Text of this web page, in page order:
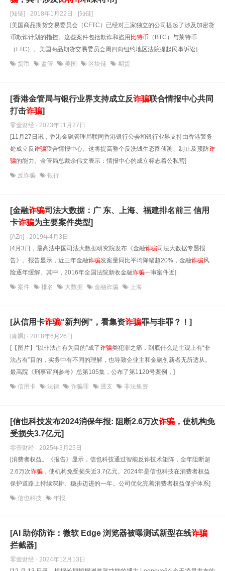
[知链] · 2018年1月22日 · [知链]
[美国商品期货交易委员会（CFTC）已经对三家独立的公司提起了涉及加密货
币欺诈计划的指控。这些案件包括欺诈和盗用比特币 （BTC）与莱特币
（LTC）。美国商品期货交易委员会周四向纽约地区法院提起民事诉讼]
货币 监管 美国 区块链 期货
[香港金管局与银行业界支持成立反诈骗联合情报中心共同
打击诈骗]
零壹财经 · 2023年11月27日
[11月27日讯，香港金融管理局联同香港银行公会和银行业界支持由香港警务
处成立反诈骗联合情报中心。这将提高整个反洗钱生态圈侦测、制止及预防诈
骗的能力。金管局总裁余伟文表示：情报中心的成立标志着公私营]
反诈骗 银行
[金融诈骗司法大数据：广 东、上海、福建排名前三 信用
卡诈骗为主要案件类型]
[AZn] · 2019年4月3日
[4月3日，最高法中国司法大数据研究院发布《金融诈骗司法大数据专题报
告》。报告显示，近三年金融诈骗发案量同比平均降幅超20%，金融诈骗风
险逐年缓解。其中，2016年全国法院新收金融诈骗一审案件近]
案件 排名 大数据 金融诈骗 上海
[从信用卡诈骗“新判例”，看集资诈骗罪与非罪？！]
[肖飒] · 2018年6月26日
[【图片】“以非法占有为目的”成了诈骗类犯罪之痛，到底什么是主观上有“非
法占有”目的，实务中有不同的理解，也导致企业主和金融创新者无所适从。
最高院《刑事审判参考》总第105集，公布了第1120号案例，]
信用卡 法律 诈骗罪 透支 非法集资
[信也科技发布2024消保年报: 阻断2.6万次诈骗 ，使机构免
受损失3.7亿元]
零壹财经 · 2025年3月25日
[消费者权益。《报告》显示，信也科技通过智能反诈技术矩阵，全年阻断超
2.6万次诈骗 ，使机构免受损失近3.7亿元。2024年是信也科技在消费者权益
保护道路上持续深耕、稳步迈进的一年。公司优化完善消费者权益保护体系]
信也科技 年报
[AI 助你防诈：微软 Edge 浏览器被曝测试新型在线诈骗
拦截器]
零壹财经 · 2024年12月13日